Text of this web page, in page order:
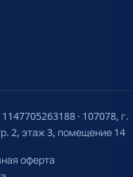
· 107078, г.
2, этаж 3, помещение 14
оферта